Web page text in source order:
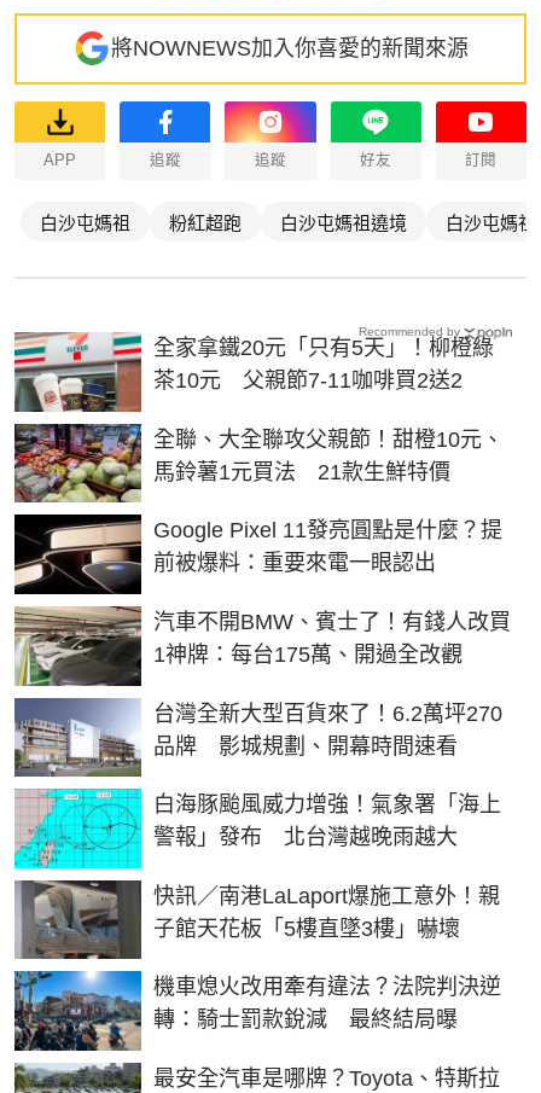
將NOWNEWS加入你喜愛的新聞來源
APP 追蹤 追蹤 好友 訂閱
白沙屯媽祖 粉紅超跑 白沙屯媽祖遶境 白沙屯媽
全家拿鐵20元「只有5天」！柳橙綠
茶10元 父親節7-11咖啡買2送2
全聯、大全聯攻父親節！甜橙10元、
馬鈴薯1元買法 21款生鮮特價
Google Pixel 11發亮圓點是什麼？提
前被爆料：重要來電一眼認出
汽車不開BMW、賓士了！有錢人改買
1神牌：每台175萬、開過全改觀
台灣全新大型百貨來了！6.2萬坪270
品牌 影城規劃、開幕時間速看
白海豚颱風威力增強！氣象署「海上
警報」發布 北台灣越晚雨越大
快訊／南港LaLaport爆施工意外！親
子館天花板「5樓直墜3樓」嚇壞
機車熄火改用牽有違法？法院判決逆
轉：騎士罰款銳減 最終結局曝
最安全汽車是哪牌？Toyota、特斯拉
Recommended by